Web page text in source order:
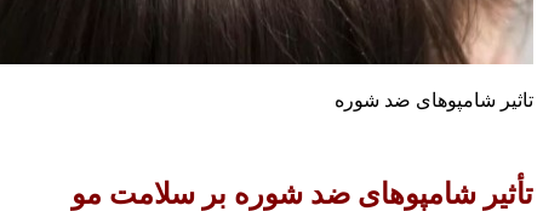
شامپوهای ضد شوره
شامپوهای ضد شوره بر سلامت مو